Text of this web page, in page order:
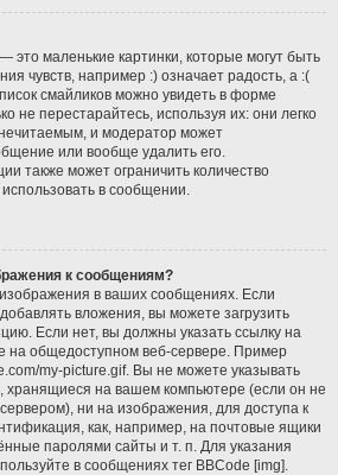
это маленькие картинки, которые могут быть
чувств, например :) означает радость, а :(
смайликов можно увидеть в форме
не перестарайтесь, используя их: они легко
и модератор может
или вообще удалить его.
также может ограничить количество
в сообщении.
к сообщениям?
в ваших сообщениях. Если
вложения, вы можете загрузить
Если нет, вы должны указать ссылку на
на общедоступном веб-сервере. Пример
my-picture.gif. Вы не можете указывать
хранящиеся на вашем компьютере (если он не
ни на изображения, для доступа к
как, например, на почтовые ящики
паролями сайты и т. п. Для указания
в сообщениях тег BBCode [img].